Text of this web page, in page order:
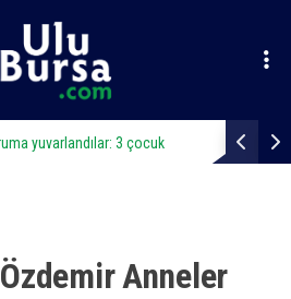
yuvarlandılar: 3 çocuk Bursa’da
Anneler